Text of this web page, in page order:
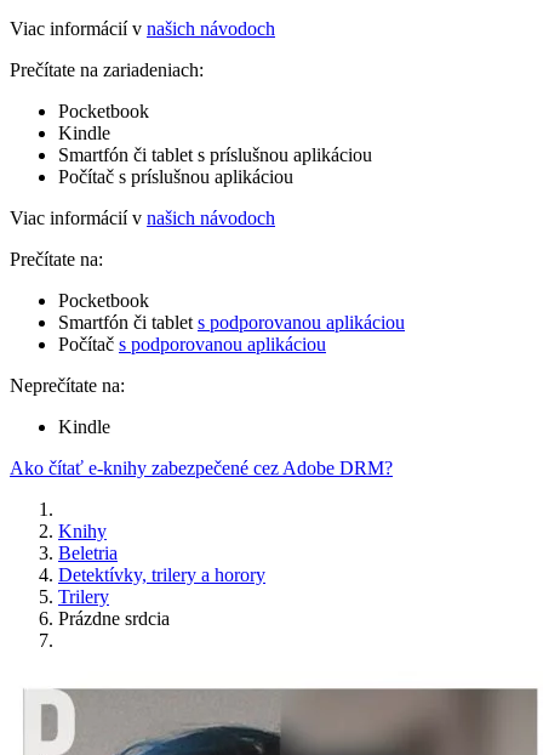
Viac informácií v našich návodoch
Prečítate na zariadeniach:
Pocketbook
Kindle
Smartfón či tablet s príslušnou aplikáciou
Počítač s príslušnou aplikáciou
Viac informácií v našich návodoch
Prečítate na:
Pocketbook
Smartfón či tablet s podporovanou aplikáciou
Počítač s podporovanou aplikáciou
Neprečítate na:
Kindle
Ako čítať e-knihy zabezpečené cez Adobe DRM?
Knihy
Beletria
Detektívky, trilery a horory
Trilery
Prázdne srdcia